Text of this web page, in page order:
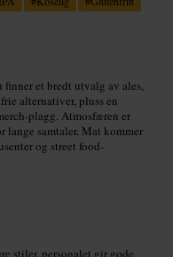
finner et bredt utvalg av ales,
alternativer, pluss en
plagg. Atmosfæren er
lange samtaler. Mat kommer
og street food-
stiler, personalet gir gode